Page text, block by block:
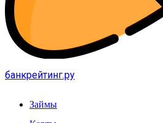
банкрейтинг.ру
Займы